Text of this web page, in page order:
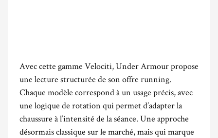
Avec cette gamme Velociti, Under Armour propose
une lecture structurée de son offre running.
Chaque modèle correspond à un usage précis, avec
une logique de rotation qui permet d’adapter la
chaussure à l’intensité de la séance. Une approche
désormais classique sur le marché, mais qui marque